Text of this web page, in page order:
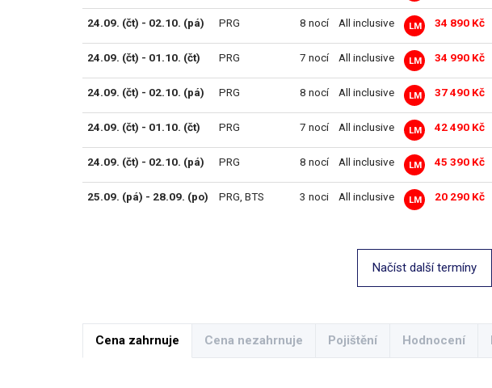
24.09. (čt) - 02.10. (pá) PRG 8 nocí All inclusive LM 34 890 Kč
24.09. (čt) - 01.10. (čt) PRG 7 nocí All inclusive LM 34 990 Kč
24.09. (čt) - 02.10. (pá) PRG 8 nocí All inclusive LM 37 490 Kč
24.09. (čt) - 01.10. (čt) PRG 7 nocí All inclusive LM 42 490 Kč
24.09. (čt) - 02.10. (pá) PRG 8 nocí All inclusive LM 45 390 Kč
25.09. (pá) - 28.09. (po) PRG, BTS 3 noci All inclusive LM 20 290 Kč
Načíst další termíny
Cena zahrnuje Cena nezahrnuje Pojištění Hodnocení